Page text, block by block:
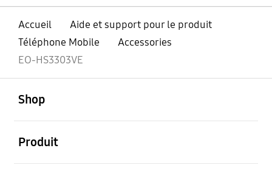
Accueil
Aide et support pour le produit
Téléphone Mobile
Accessories
EO-HS3303VE
Shop
Produit